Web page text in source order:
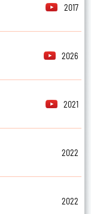
2017
2026
2021
2022
2022